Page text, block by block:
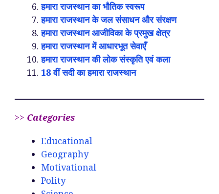
हमारा राजस्थान का भौतिक स्वरूप
हमारा राजस्थान के जल संसाधन और संरक्षण
हमारा राजस्थान आजीविका के प्रमुख क्षेत्र
हमारा राजस्थान में आधारभूत सेवाएँ
हमारा राजस्थान की लोक संस्कृति एवं कला
18 वीं सदी का हमारा राजस्थान
>> Categories
Educational
Geography
Motivational
Polity